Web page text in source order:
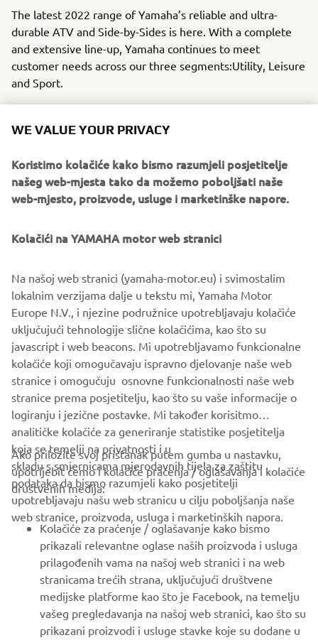
The latest 2022 range of Yamaha’s reliable and ultra-
durable ATV and Side-by-Sides is here. With a complete
and extensive line-up, Yamaha continues to meet
customer needs across our three segments:Utility, Leisure
and Sport.
features as standard, the 2022 line-up continues to build
As we move forward, our commitment to inspire and to
help everyone is at the forefront of our products. From
rookie to expert, our message it simple: to create
our customers to live, work and play in the outdoors with
Discover the latest offering from Yamaha, with the 2022
ATV and Side-by-Side range!
DISCOVER THE RANGE
CORPORATE
FOR BUSINESS
MORE YAMAHA
SUPPORT
WE VALUE YOUR PRIVACY
Koristimo kolačiće kako bismo razumjeli posjetitelje
našeg web-mjesta tako da možemo poboljšati naše
web-mjesto, proizvode, usluge i marketinške napore.
Kolačići na YAMAHA motor web stranici
Na našoj web stranici (yamaha-motor.eu) i svimostalim
lokalnim verzijama dalje u tekstu mi, Yamaha Motor
Europe N.V., i njezine podružnice upotrebljavaju kolačiće
uključujući tehnologije slične kolačićima, kao što su
javascript i web beacons. Mi upotrebljavamo funkcionalne
kolačiće koji omogučavaju ispravno djelovanje naše web
stranice i omogučuju osnovne funkcionalnosti naše web
stranice prema posjetitelju, kao što su vaše informacije o
logiranju i jezične postavke. Mi također korisitmo
analitičke kolačiće za generiranje statistike posjetitelja
koja se temelji na privatnosti i u
skladu s smjernicama mjerodavnih tijela za zaštitu
podataka da bismo razumjeli kako posjetitelji
upotrebljavaju našu web stranicu u cilju poboljšanja naše
web stranice, proizvoda, usluga i marketinških napora.
Ako priložite svoj pristanak putem gumba u nastavku,
upotrijebit ćemo i kolačiće praćenja / oglašavanja i kolačiće
društvenih medija:
Kolačiće za praćenje / oglašavanje kako bismo
prikazali relevantne oglase naših proizvoda i usluga
prilagođenih vama na našoj web stranici i na web
stranicama trećih strana, uključujući društvene
medijske platforme kao što je Facebook, na temelju
vašeg pregledavanja na našoj web stranici, kao što su
prikazani proizvodi i usluge stavke koje su dodane u